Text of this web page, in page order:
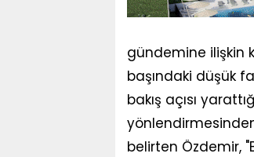
gündemine ilişkin
başındaki düşük
bakış açısı
belirten Özdemir,